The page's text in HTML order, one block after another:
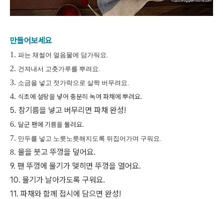
만들어보세요
1. 파는 채썰어 얼음물에 담가둬요.
2. 건져내서 고춧가루를 뿌려요.
3. 소금을 넣고 젓가락으로 살짝 버무려요.
4. 식초에 설탕을 넣어 충분히 녹여 파채에 뿌려요.
5. 참기름을 넣고 버무리면 파채 완성!
6. 달군 팬에 기름을 둘러요.
7. 만두를 넣고 노릇노릇해지도록 뒤집어가며 구워요.
8. 물을 붓고 뚜껑을 덮어요.
9. 팬 뚜껑에 물기가 맺히면 뚜껑을 열어요.
10. 물기가 날아가도록 구워요.
11. 파채와 함께 접시에 담으면 완성!